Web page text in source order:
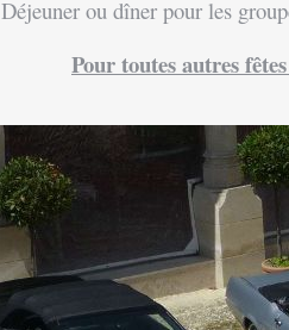
Déjeuner ou dîner pour les
Pour toutes autres